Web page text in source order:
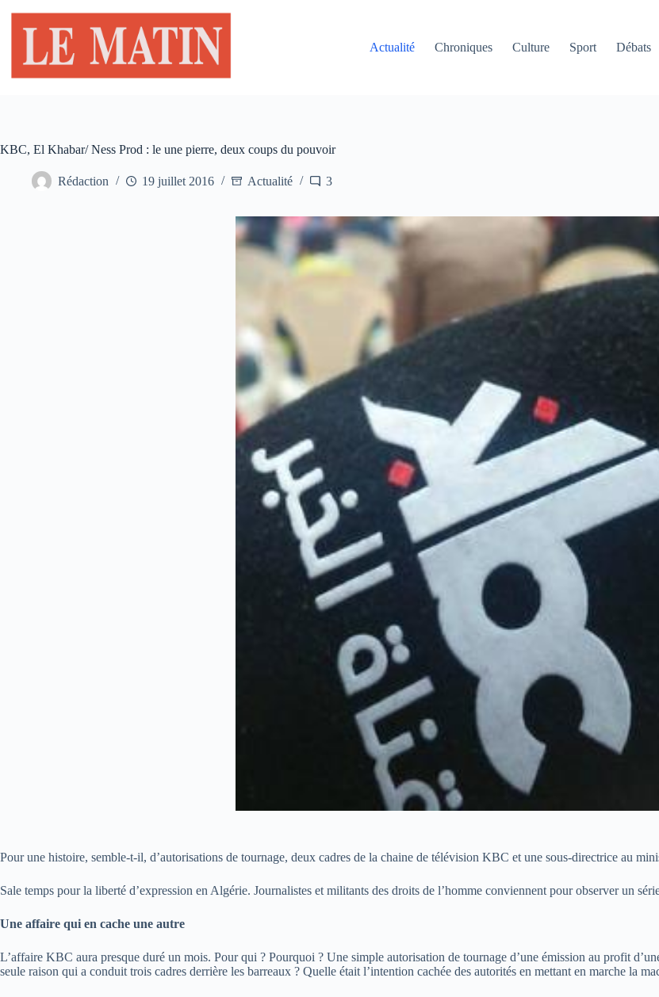
contenu
Actualité
Chroniques Culture Sport Débats
KBC, El Khabar/ Ness Prod : le une pierre, deux coups du pouvoir
Rédaction 19 juillet 2016 Actualité 3
Pour une histoire, semble-t-il, d’autorisations de tournage, deux cadres de la chaine de télévision KBC et une sous-directrice au
Sale temps pour la liberté d’expression en Algérie. Journalistes et militants des droits de l’homme conviennent pour observer un
Une affaire qui en cache une autre
L’affaire KBC aura presque duré un mois. Pour qui ? Pourquoi ? Une simple autorisation de tournage d’une émission au profit
seule raison qui a conduit trois cadres derrière les barreaux ? Quelle était l’intention cachée des autorités en mettant en marche la